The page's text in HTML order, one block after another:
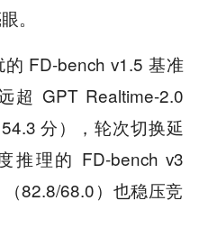
。
FD-bench v1.5 基准
超 GPT Realtime-2.0
分），轮次切换延
推理的 FD-bench v3
82.8/68.0）也稳压竞